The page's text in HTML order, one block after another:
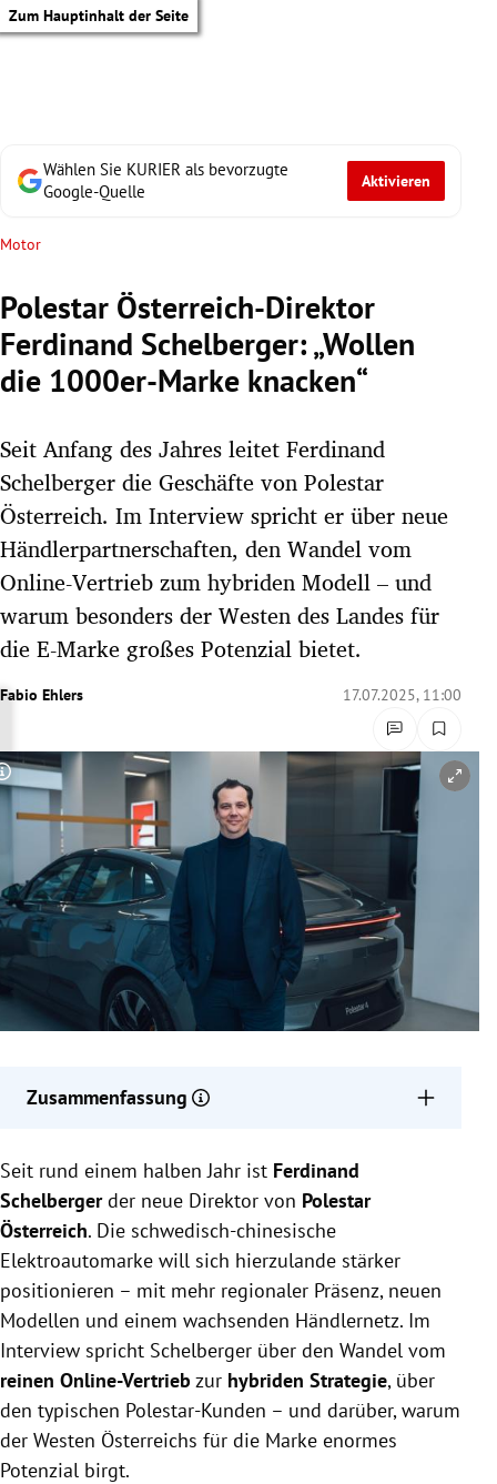
Zum Hauptinhalt der Seite
Untermenü
Untermenü
Untermenü
Untermenü
Untermenü
Untermenü
Untermenü
Untermenü
Wählen Sie KURIER als bevorzugte
Google-Quelle
Aktivieren
Motor
Polestar Österreich-Direktor
Ferdinand Schelberger: „Wollen
die 1000er-Marke knacken“
Seit Anfang des Jahres leitet Ferdinand
Schelberger die Geschäfte von Polestar
Österreich. Im Interview spricht er über neue
Händlerpartnerschaften, den Wandel vom
Online-Vertrieb zum hybriden Modell – und
warum besonders der Westen des Landes für
die E-Marke großes Potenzial bietet.
Fabio Ehlers 17.07.2025, 11:00
Copyright-Hinweis öffnen/schließen
Zusammenfassung
vierstellige Zulassungszahlen zu erreichen.
Das Unternehmen erweitert sein Modell von rein
digitalem Vertrieb auf hybride Partnerschaften mit
lokalen Händlern.
Polestar entwickelt sich eigenständig von Volvo
weiter und plant neue Modelle und
Produktionserweiterungen in Europa.
Seit rund einem halben Jahr ist Ferdinand
Schelbergerder neue Direktor von Polestar
Österreich. Die schwedisch-chinesische
Elektroautomarke will sich hierzulande stärker
positionieren – mit mehr regionaler Präsenz, neuen
Modellen und einem wachsenden Händlernetz. Im
Interview spricht Schelberger über den Wandel vom
reinen Online-Vertrieb zur hybriden Strategie, über
den typischen Polestar-Kunden – und darüber, warum
der Westen Österreichs für die Marke enormes
Potenzial birgt.